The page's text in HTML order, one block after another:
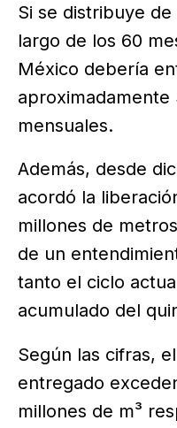
Si se distribuye
largo de los 60
México debería
aproximadamente
mensuales.
Además, desde
acordó la
millones de
de un
tanto el ciclo
acumulado del
Según las cifras,
entregado
millones de m³